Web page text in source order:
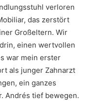
verloren
das zerstört
Großeltern. Wir
einen wertvollen
war mein erster
als junger Zahnarzt
ein ganzes
Andrés tief bewegen.